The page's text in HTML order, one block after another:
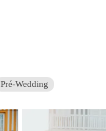
Pré-Wedding